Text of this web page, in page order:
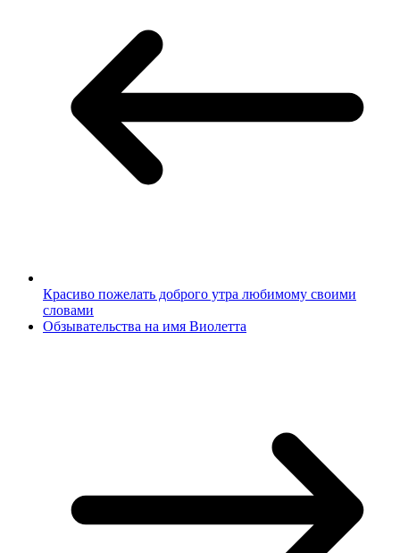
Красиво пожелать доброго утра любимому своими
словами
Обзывательства на имя Виолетта